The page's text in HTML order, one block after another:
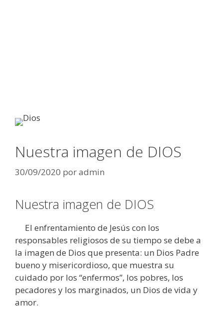
Nuestra imagen de DIOS
30/09/2020 poradmin
Nuestra imagen de DIOS
El enfrentamiento de Jesús con los
responsables religiosos de su tiempo se debe a
la imagen de Dios que presenta: un Dios Padre
bueno y misericordioso, que muestra su
cuidado por los “enfermos”, los pobres, los
pecadores y los marginados, un Dios de vida y
amor.